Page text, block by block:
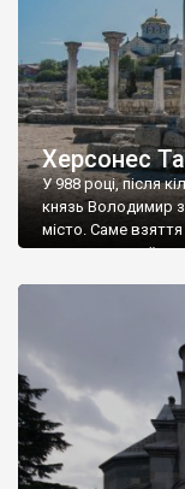
Херсонес
У 988 році, після
князь Володимир
місто. Саме
диктувати свої
Херсонесі
А потім було